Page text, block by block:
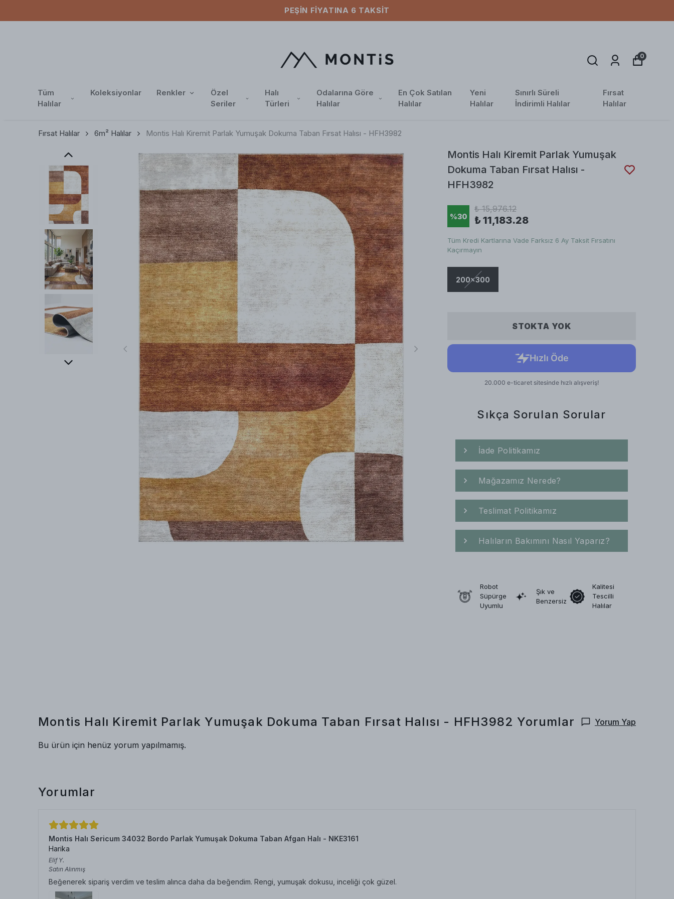
PEŞIN FIYATINA 6 TAKSIT
Tüm
Halılar
Koleksiyonlar Renkler
Özel
Seriler
Halı
Türleri
Odalarına Göre
Halılar
En Çok Satılan
Halılar
Yeni
Halılar
Sınırlı Süreli
İndirimli Halılar
Fırsat
Halılar
0
Fırsat Halılar 6m² Halılar Montis Halı Kiremit Parlak Yumuşak Dokuma Taban Fırsat Halısı - HFH3982
Montis Halı Kiremit Parlak Yumuşak
Dokuma Taban Fırsat Halısı -
HFH3982
%30
₺ 15,976.12
₺ 11,183.28
Tüm Kredi Kartlarına Vade Farksız 6 Ay Taksit Fırsatını
Kaçırmayın
200x300
STOKTA YOK
Sıkça Sorulan Sorular
İade Politikamız
Mağazamız Nerede?
Teslimat Politikamız
Halıların Bakımını Nasıl Yaparız?
Robot
Süpürge
Uyumlu
Şık ve
Benzersiz
Kalitesi
Tescilli
Halılar
Montis Halı Kiremit Parlak Yumuşak Dokuma Taban Fırsat Halısı - HFH3982 Yorumlar Yorum Yap
Bu ürün için henüz yorum yapılmamış.
Yorumlar
Montis Halı Sericum 34032 Bordo Parlak Yumuşak Dokuma Taban Afgan Halı - NKE3161
Harika
Elif Y.
Satın Alınmış
Beğenerek sipariş verdim ve teslim alınca daha da beğendim. Rengi, yumuşak dokusu, inceliği çok güzel.